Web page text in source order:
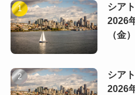
シア
2026
（金）
シア
2026